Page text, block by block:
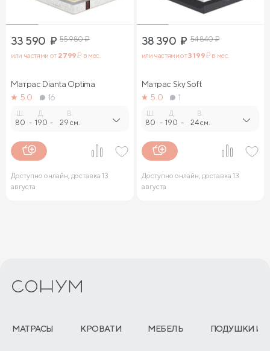
33 590 ₽ 55 980₽
или частями от 2 799₽ в мес.
Матрас Dianta Optima
5.0
16
Ш.
80 -
Д.
190 -
В.
29 см.
Доступно онлайн, доставка 13
августа
38 390 ₽ 54 840₽
или частями от3 199₽ в мес.
Матрас Sky Soft
5.0
1
Ш.
80 -
Д.
190 -
В.
24 см.
Доступно онлайн, доставка 13
августа
МАТРАСЫ КРОВАТИ МЕБЕЛЬ ПОДУШКИ И